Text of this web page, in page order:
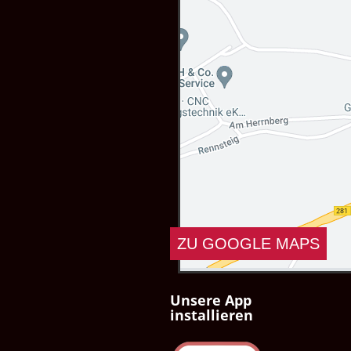
Durch Anklicken des Buttons
Erfassung, Bearbeitung
einverstanden. Die
ZU GOOGLE MAPS
Unsere App
installieren